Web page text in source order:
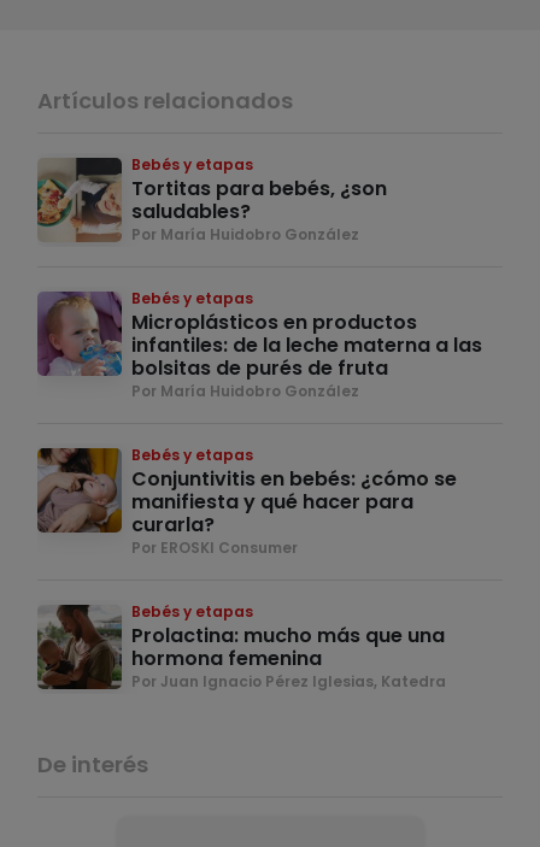
Artículos relacionados
Bebés y etapas
Tortitas para bebés, ¿son
saludables?
Por María Huidobro González
Bebés y etapas
Microplásticos en productos
infantiles: de la leche materna a las
bolsitas de purés de fruta
Por María Huidobro González
Bebés y etapas
Conjuntivitis en bebés: ¿cómo se
manifiesta y qué hacer para
curarla?
Por EROSKI Consumer
Bebés y etapas
Prolactina: mucho más que una
hormona femenina
Por Juan Ignacio Pérez Iglesias, Katedra
De interés